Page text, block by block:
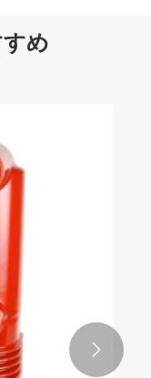
め
